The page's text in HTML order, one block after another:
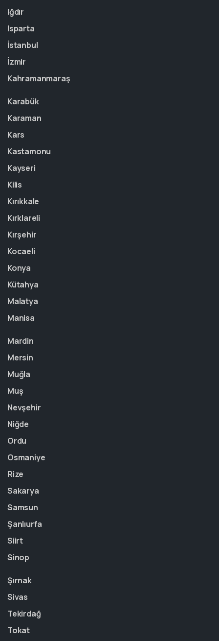
Iğdır
Isparta
İstanbul
İzmir
Kahramanmaraş
Karabük
Karaman
Kars
Kastamonu
Kayseri
Kilis
Kırıkkale
Kırklareli
Kırşehir
Kocaeli
Konya
Kütahya
Malatya
Manisa
Mardin
Mersin
Muğla
Muş
Nevşehir
Niğde
Ordu
Osmaniye
Rize
Sakarya
Samsun
Şanlıurfa
Siirt
Sinop
Şırnak
Sivas
Tekirdağ
Tokat